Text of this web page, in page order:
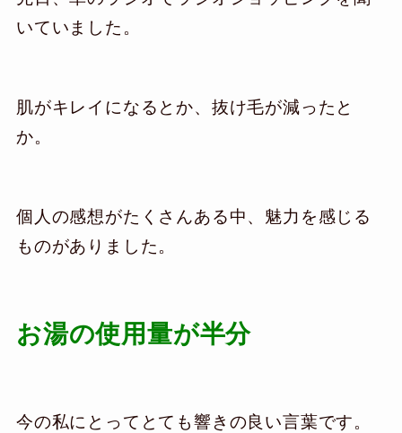
いていました。
肌がキレイになるとか、抜け毛が減ったと
か。
個人の感想がたくさんある中、魅力を感じる
ものがありました。
お湯の使用量が半分
今の私にとってとても響きの良い言葉です。